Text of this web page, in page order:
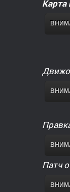
Патч